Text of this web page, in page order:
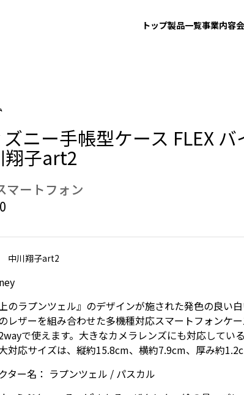
トップ製品一覧事業内容
ズニー手帳型ケース FLEX
翔子art2
マートフォン
中川翔子art2
上のラプンツェル』のデザインが施された発色の良い
レザーを組み合わせた多機種対応スマートフォンケ
で使えます。大きなカメラレンズにも対応してい
対応サイズは、縦約15.8cm、横約7.9cm、厚み約
ター名： ラプンツェル / パスカル